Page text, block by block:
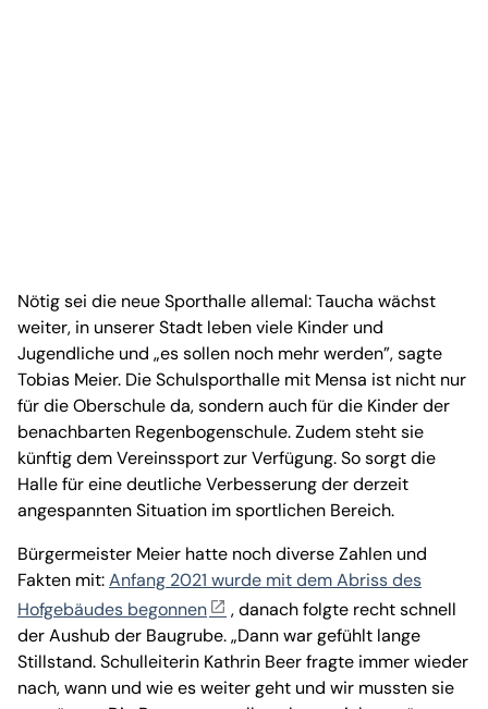
Nötig sei die neue Sporthalle allemal: Taucha wächst
weiter, in unserer Stadt leben viele Kinder und
Jugendliche und „es sollen noch mehr werden”, sagte
Tobias Meier. Die Schulsporthalle mit Mensa ist nicht nur
für die Oberschule da, sondern auch für die Kinder der
benachbarten Regenbogenschule. Zudem steht sie
künftig dem Vereinssport zur Verfügung. So sorgt die
Halle für eine deutliche Verbesserung der derzeit
angespannten Situation im sportlichen Bereich.
Bürgermeister Meier hatte noch diverse Zahlen und
Fakten mit:Anfang 2021 wurde mit dem Abriss des
Hofgebäudes begonnen
, danach folgte recht schnell
der Aushub der Baugrube. „Dann war gefühlt lange
Stillstand. Schulleiterin Kathrin Beer fragte immer wieder
nach, wann und wie es weiter geht und wir mussten sie